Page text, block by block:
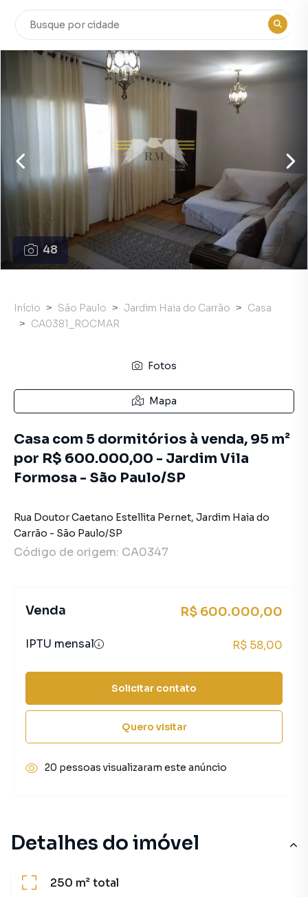
48
Detalhes do imóvel
250 m²total
Início São Paulo Jardim Haia do Carrão
Casa
CA0381_ROCMAR
Fotos
Mapa
Casa com 5 dormitórios à venda, 95 m²
por R$ 600.000,00 - Jardim Vila
Formosa - São Paulo/SP
Rua Doutor Caetano Estellita Pernet, Jardim Haia do
Carrão - São Paulo/SP
Código de origem: CA0347
Venda R$ 600.000,00
IPTU mensal R$ 58,00
Solicitar contato
Quero visitar
20 pessoas visualizaram este anúncio